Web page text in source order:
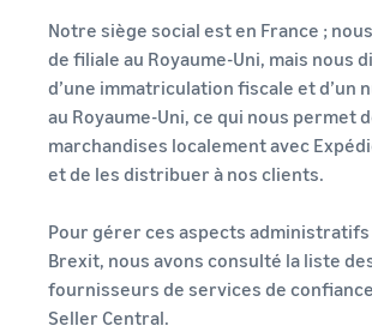
Notre siège social est en France ;
de filiale au Royaume-Uni, mais nous
d’une immatriculation fiscale et d’un
au Royaume-Uni, ce qui nous permet
marchandises localement avec
et de les distribuer à nos clients.
Pour gérer ces aspects administratifs
Brexit, nous avons consulté la liste
fournisseurs de services de
Seller Central.